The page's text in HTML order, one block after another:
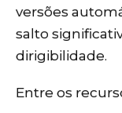
versões
salto
dirigibilidade.
Entre os